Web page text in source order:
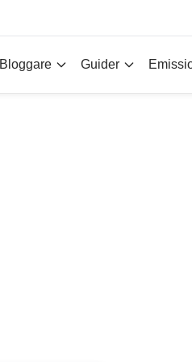
Bloggare Guider